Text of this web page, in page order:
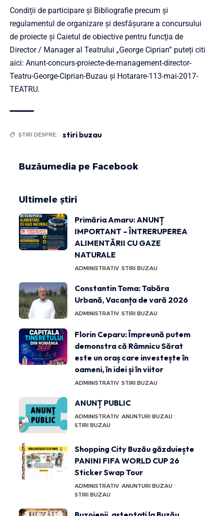
Condiții de participare și Bibliografie precum și
regulamentul de organizare și desfășurare a concursului
de proiecte și Caietul de obiective pentru funcţia de
Director / Manager al Teatrului „George Ciprian” puteți citi
aici: Anunt-concurs-proiecte-de-management-director-
Teatru-George-Ciprian-Buzau și Hotarare-113-mai-2017-
TEATRU.
ȘTIRI DESPRE: stiri buzau
Buzăumedia pe Facebook
Ultimele știri
Primăria Amaru: ANUNȚ
IMPORTANT – ÎNTRERUPEREA
ALIMENTĂRII CU GAZE
NATURALE
ADMINISTRATIV STIRI BUZAU
Constantin Toma: Tabăra
Urbană, Vacanța de vară 2026
ADMINISTRATIV STIRI BUZAU
Florin Ceparu: Împreună putem
demonstra că Râmnicu Sărat
este un oraș care investește în
oameni, în idei și în viitor
ADMINISTRATIV STIRI BUZAU
ANUNȚ PUBLIC
ADMINISTRATIV ANUNTURI BUZAU
STIRI BUZAU
Shopping City Buzău găzduiește
PANINI FIFA WORLD CUP 26
Sticker Swap Tour
ADMINISTRATIV ANUNTURI BUZAU
STIRI BUZAU